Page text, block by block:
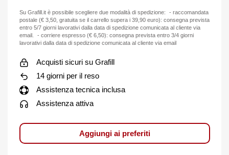
Su Grafill.it è possibile scegliere due modalità di spedizione: - raccomandata
postale (€ 3,50, gratuita se il carrello supera i 39,90 euro): consegna prevista
entro 5/7 giorni lavorativi dalla data di spedizione comunicata al cliente via
email. - corriere espresso (€ 6,50): consegna prevista entro 3/4 giorni
lavorativi dalla data di spedizione comunicata al cliente via email
Acquisti sicuri su Grafill
14 giorni per il reso
Assistenza tecnica inclusa
Assistenza attiva
Aggiungi ai preferiti